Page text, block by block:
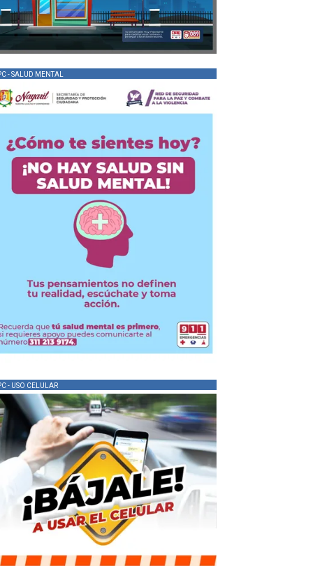
- SALUD MENTAL
- USO CELULAR